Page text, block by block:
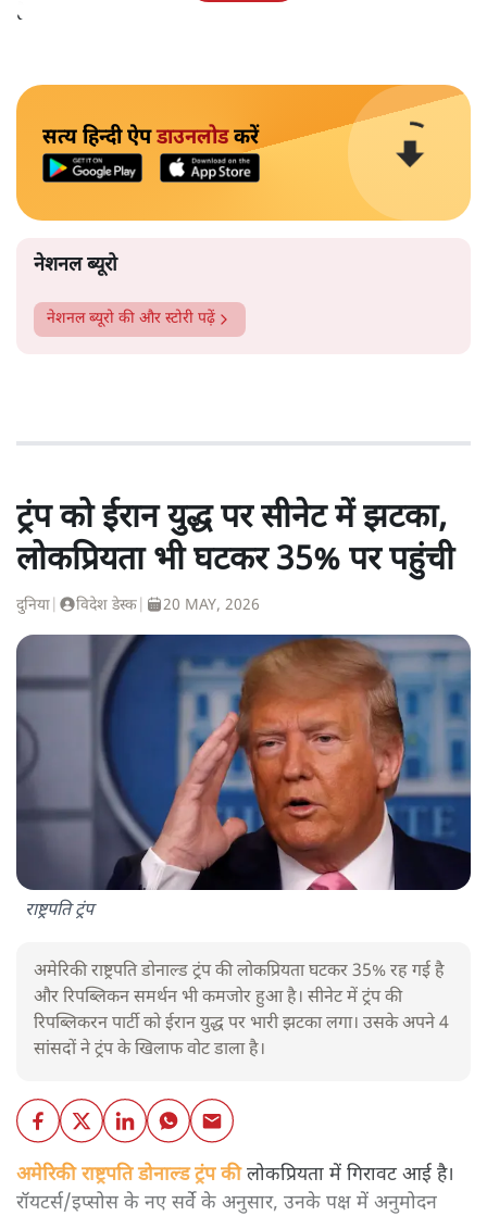
है।
सत्य हिन्दी ऐपडाउनलोडकरें
नेशनल ब्यूरो
नेशनल ब्यूरो की और स्टोरी पढ़ें
ट्रंप को ईरान युद्ध पर सीनेट में झटका,
लोकप्रियता भी घटकर 35% पर पहुंची
दुनिया विदेश डेस्क 20 MAY, 2026
राष्ट्रपति ट्रंप
अमेरिकी राष्ट्रपति डोनाल्ड ट्रंप की लोकप्रियता घटकर 35% रह गई है
और रिपब्लिकन समर्थन भी कमजोर हुआ है। सीनेट में ट्रंप की
रिपब्लिकरन पार्टी को ईरान युद्ध पर भारी झटका लगा। उसके अपने 4
सांसदों ने ट्रंप के खिलाफ वोट डाला है।
अमेरिकी राष्ट्रपति डोनाल्ड ट्रंप कीलोकप्रियता में गिरावट आई है।
रॉयटर्स/इप्सोस के नए सर्वे के अनुसार, उनके पक्ष में अनुमोदन